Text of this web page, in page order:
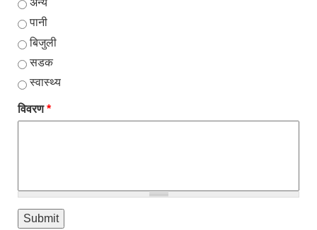
पानी
बिजुली
सडक
स्वास्थ्य
विवरण*